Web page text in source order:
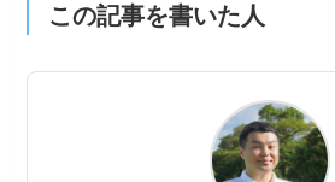
この記事を書いた人